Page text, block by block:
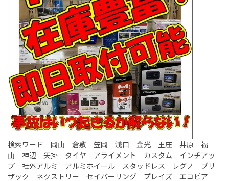
検索ワード 岡山 倉敷 笠岡 浅口 金光 里庄 井原 福
山 神辺 矢掛 タイヤ アライメント カスタム インチアッ
プ 社外アルミ アルミホイール スタッドレス レグノ ブリ
ザック ネクストリー セイバーリング プレイズ エコピア